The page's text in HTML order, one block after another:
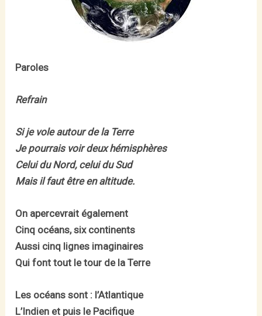
Paroles
Refrain
Si je vole autour de la Terre
Je pourrais voir deux hémisphères
Celui du Nord, celui du Sud
Mais il faut être en altitude.
On apercevrait également
Cinq océans, six continents
Aussi cinq lignes imaginaires
Qui font tout le tour de la Terre
Les océans sont : l’Atlantique
L’Indien et puis le Pacifique